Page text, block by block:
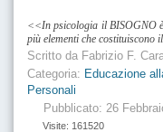
Scritto da Fabrizio F.
Categoria: Educazione
Personali
Pubblicato: 26
Visite: 161520
<<In psicologia il BISOGNO
più elementi che costituiscono